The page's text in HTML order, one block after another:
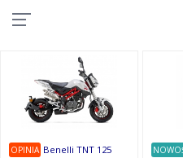
OPINIA Benelli TNT 125